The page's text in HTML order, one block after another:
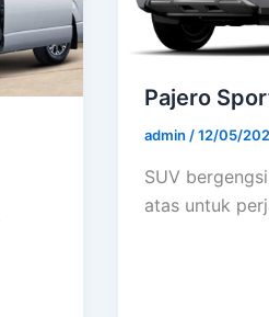
Pajero
admin/12/05/
SUV
atas untuk